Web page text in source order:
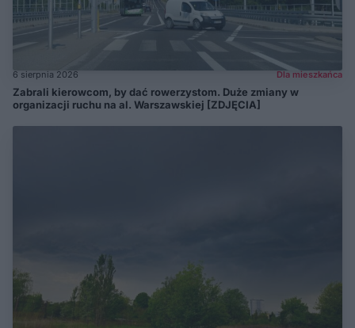
6 sierpnia 2026 Dla mieszkańca
Zabrali kierowcom, by dać rowerzystom. Duże zmiany w
organizacji ruchu na al. Warszawskiej [ZDJĘCIA]